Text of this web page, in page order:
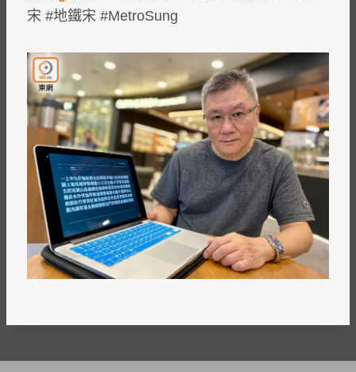
宋 #地鐵宋 #MetroSung